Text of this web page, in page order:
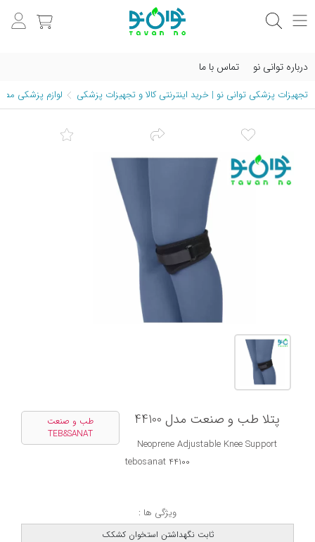
درباره توانی نو تماس با ما
تجهیزات پزشکی توانی نو | خرید اینترنتی کالا و تجهیزات پزشکی لوازم پزشکی
طب و صنعت
TEB&SANAT
پتلا طب و صنعت مدل 44100
Neoprene Adjustable Knee Support
tebosanat 44100
ویژگی ها :
ثابت نگهداشتن استخوان کشکک